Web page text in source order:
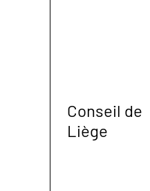
Conseil de
Liège